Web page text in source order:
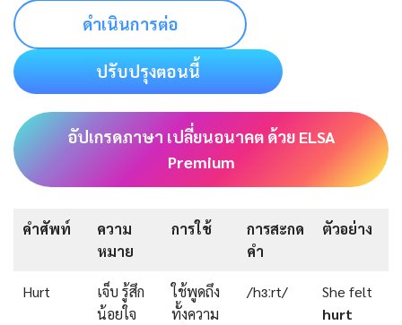
ดำเนินการต่อ
ปรับปรุงตอนนี้
อัปเกรดภาษา เปลี่ยนอนาคต ด้วย ELSA
Premium
คำศัพท์
ความ
หมาย
การใช้
การสะกด
คำ
ตัวอย่าง
Hurt
เจ็บ รู้สึก
น้อยใจ
ใช้พูดถึง
ทั้งความ
/hɜːrt/
She felt
hurt